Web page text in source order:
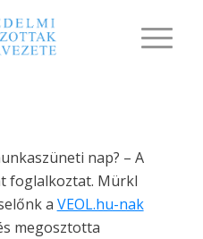
nap? – A
foglalkoztat. Mürkl
a VEOL.hu-nak
megosztotta